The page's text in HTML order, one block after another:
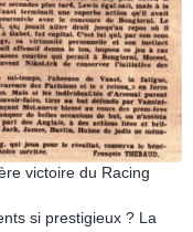
victoire du Racing
si prestigieux ? La